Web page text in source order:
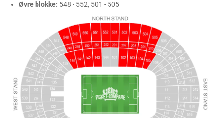
Øvre blokke: 548 - 552, 501 - 505